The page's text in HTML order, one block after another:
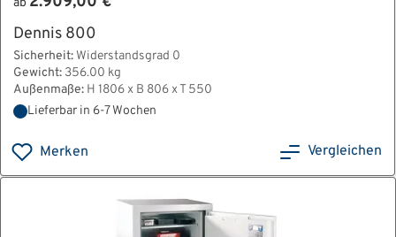
ab
Dennis 800
Sicherheit: Widerstandsgrad 0
Gewicht: 356.00 kg
Außenmaße: H 1806 x B 806 x T 550
Lieferbar in 6-7 Wochen
Merken Vergleichen